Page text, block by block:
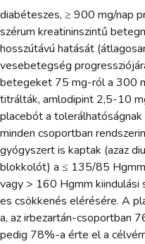
diabéteszes, ≥ 900 mg/nap
szérum kreatininszintű
hosszútávú hatását
vesebetegség
betegeket 75 mg-ról a 300
titrálták, amlodipint 2,5-10
placebót a
minden csoportban
gyógyszert is kaptak (azaz
blokkolót) a ≤ 135/85
vagy > 160 Hgmm
es csökkenés elérésére. A
a, az irbezartán-csoportban
pedig 78%-a érte el a